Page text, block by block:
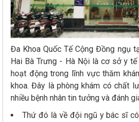
Đa Khoa Quốc Tế Cộng Đồng ngụ
Hai Bà Trưng - Hà Nội là cơ sở y
hoạt động trong lĩnh vực thăm
khoa. Đây là phòng khám có chất
nhiều bệnh nhân tin tưởng và đánh
Thứ đó là về đội ngũ y bác sĩ